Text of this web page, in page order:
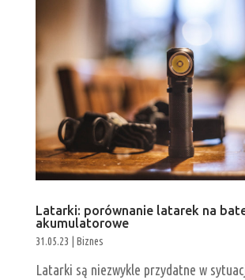
Latarki: porównanie latarek na
akumulatorowe
31.05.23 Biznes
Latarki są niezwykle przydatne w